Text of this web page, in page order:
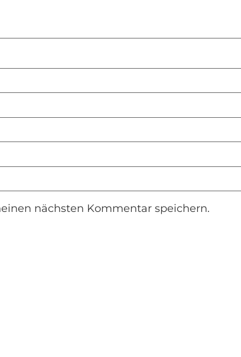
nächsten Kommentar speichern.